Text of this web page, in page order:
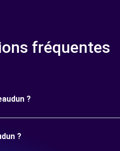
fréquentes
?
?